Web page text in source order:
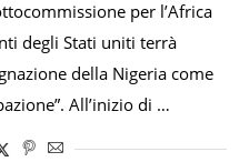
per l’Africa
degli Stati uniti terrà
della Nigeria come
All’inizio di …